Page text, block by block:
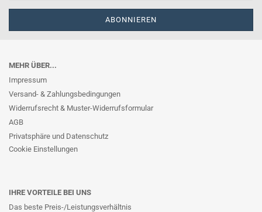
MEHR ÜBER...
Impressum
Versand- & Zahlungsbedingungen
Widerrufsrecht & Muster-Widerrufsformular
AGB
Privatsphäre und Datenschutz
Cookie Einstellungen
IHRE VORTEILE BEI UNS
Das beste Preis-/Leistungsverhältnis